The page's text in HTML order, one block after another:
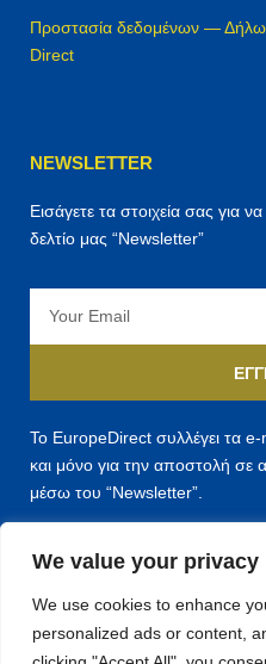
We value your privacy
We use cookies to enhance
personalized ads or content,
Προστασία δεδομένων —
Direct
NEWSLETTER
Εισάγετε τα στοιχεία σας για
δελτίο μας “Newsletter”
Το EuropeDirect συλλέγει τα
και μόνο για την αποστολή σε
μέσω του “Newsletter”.
F